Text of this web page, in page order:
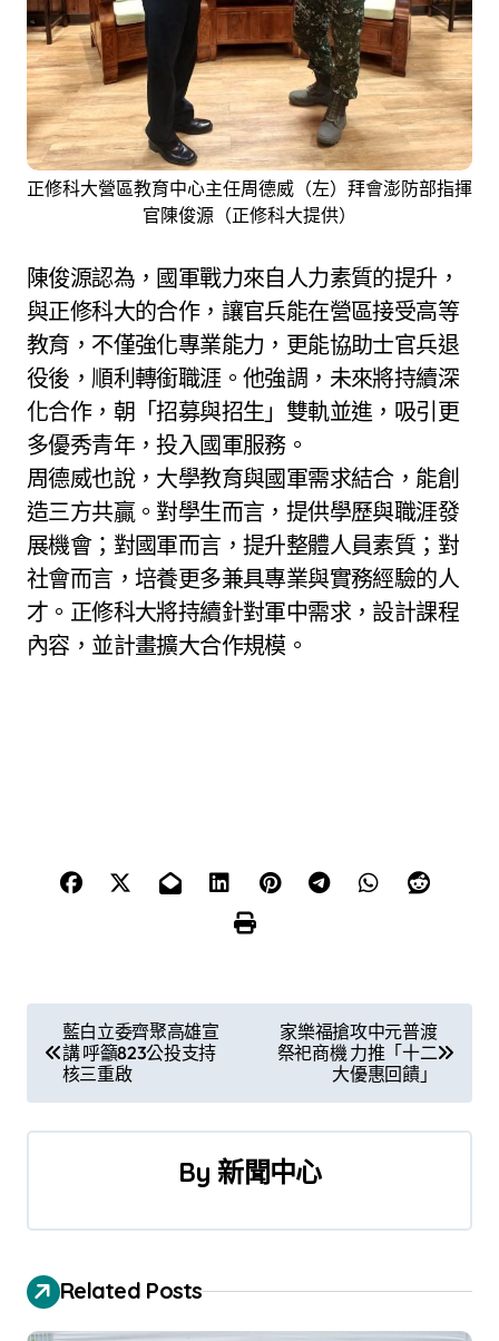
正修科大營區教育中心主任周德威（左）拜會澎防部指揮
官陳俊源（正修科大提供）
陳俊源認為，國軍戰力來自人力素質的提升，
與正修科大的合作，讓官兵能在營區接受高等
教育，不僅強化專業能力，更能協助士官兵退
役後，順利轉銜職涯。他強調，未來將持續深
化合作，朝「招募與招生」雙軌並進，吸引更
多優秀青年，投入國軍服務。
周德威也說，大學教育與國軍需求結合，能創
造三方共贏。對學生而言，提供學歷與職涯發
展機會；對國軍而言，提升整體人員素質；對
社會而言，培養更多兼具專業與實務經驗的人
才。正修科大將持續針對軍中需求，設計課程
內容，並計畫擴大合作規模。
章
導
藍白立委齊聚高雄宣
講 呼籲823公投支持
核三重啟
家樂福搶攻中元普渡
祭祀商機 力推「十二
大優惠回饋」
By 新聞中心
Related Posts